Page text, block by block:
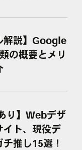
解説】Google
の概要とメリ
り】Webデザ
イト、現役デ
推し15選！